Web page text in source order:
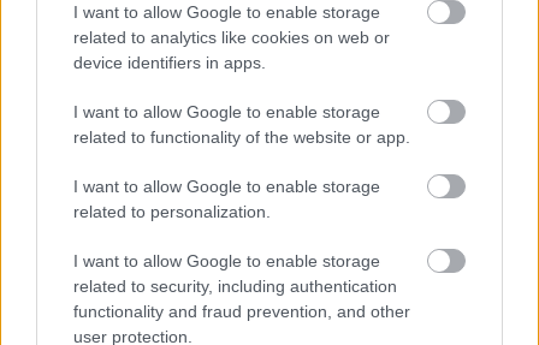
I want to allow Google to enable storage
related to analytics like cookies on web or
device identifiers in apps.
I want to allow Google to enable storage
related to functionality of the website or app.
I want to allow Google to enable storage
related to personalization.
I want to allow Google to enable storage
related to security, including authentication
functionality and fraud prevention, and other
user protection.
ΡΟΗ ΕΙΔΗΣΕΩΝ
Φοίνικας Σύρου: Ο Δεναξάς άμεσος συνεργάτης του
Χατζηαντωνίου
08/08/2026
παρουσία των Εθνικών ομάδων
07/08/2026